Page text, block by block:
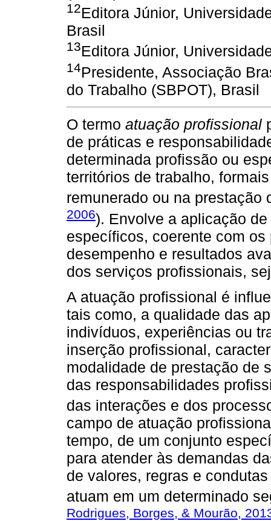
12Editora Júnior,
Brasil
13Editora Júnior,
14Presidente, Associação
do Trabalho (SBPOT), Brasil
O termo atuação profissional
de práticas e
determinada profissão ou
territórios de trabalho,
remunerado ou na prestação
2006). Envolve a aplicação
específicos, coerente com
desempenho e resultados
dos serviços profissionais,
A atuação profissional é
tais como, a qualidade das
indivíduos, experiências ou
inserção profissional,
modalidade de prestação de
das responsabilidades
das interações e dos
campo de atuação
tempo, de um conjunto
para atender às demandas
de valores, regras e
atuam em um determinado
Rodrigues, Borges, & Mourão,